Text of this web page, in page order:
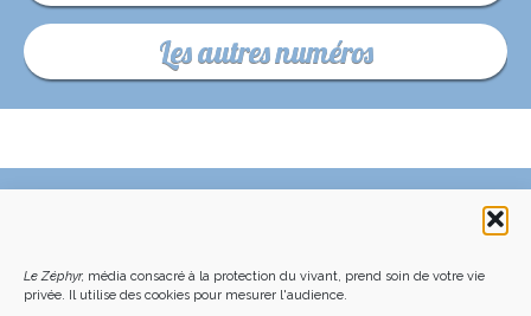
Le Zéphyr, média consacré à la protection du vivant, prend soin de votre vie
privée. Il utilise des cookies pour mesurer l'audience.
Les autres numéros
ACHETER LE DERNIER NUMÉRO
PODCAST EN FORÊT
OÙ NOUS TROUVER
NEWSLETTER